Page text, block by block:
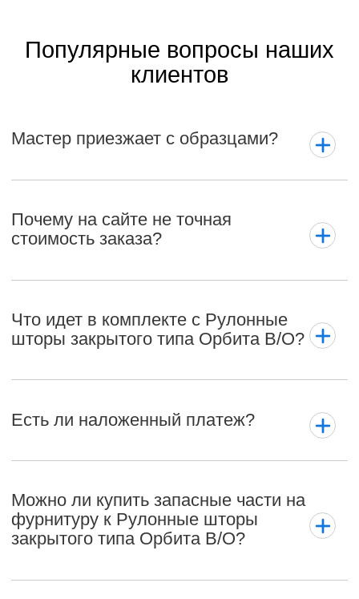
Популярные вопросы наших
клиентов
Мастер приезжает с образцами?
Почему на сайте не точная
стоимость заказа?
Что идет в комплекте с Рулонные
шторы закрытого типа Орбита В/О?
Есть ли наложенный платеж?
Можно ли купить запасные части на
фурнитуру к Рулонные шторы
закрытого типа Орбита В/О?